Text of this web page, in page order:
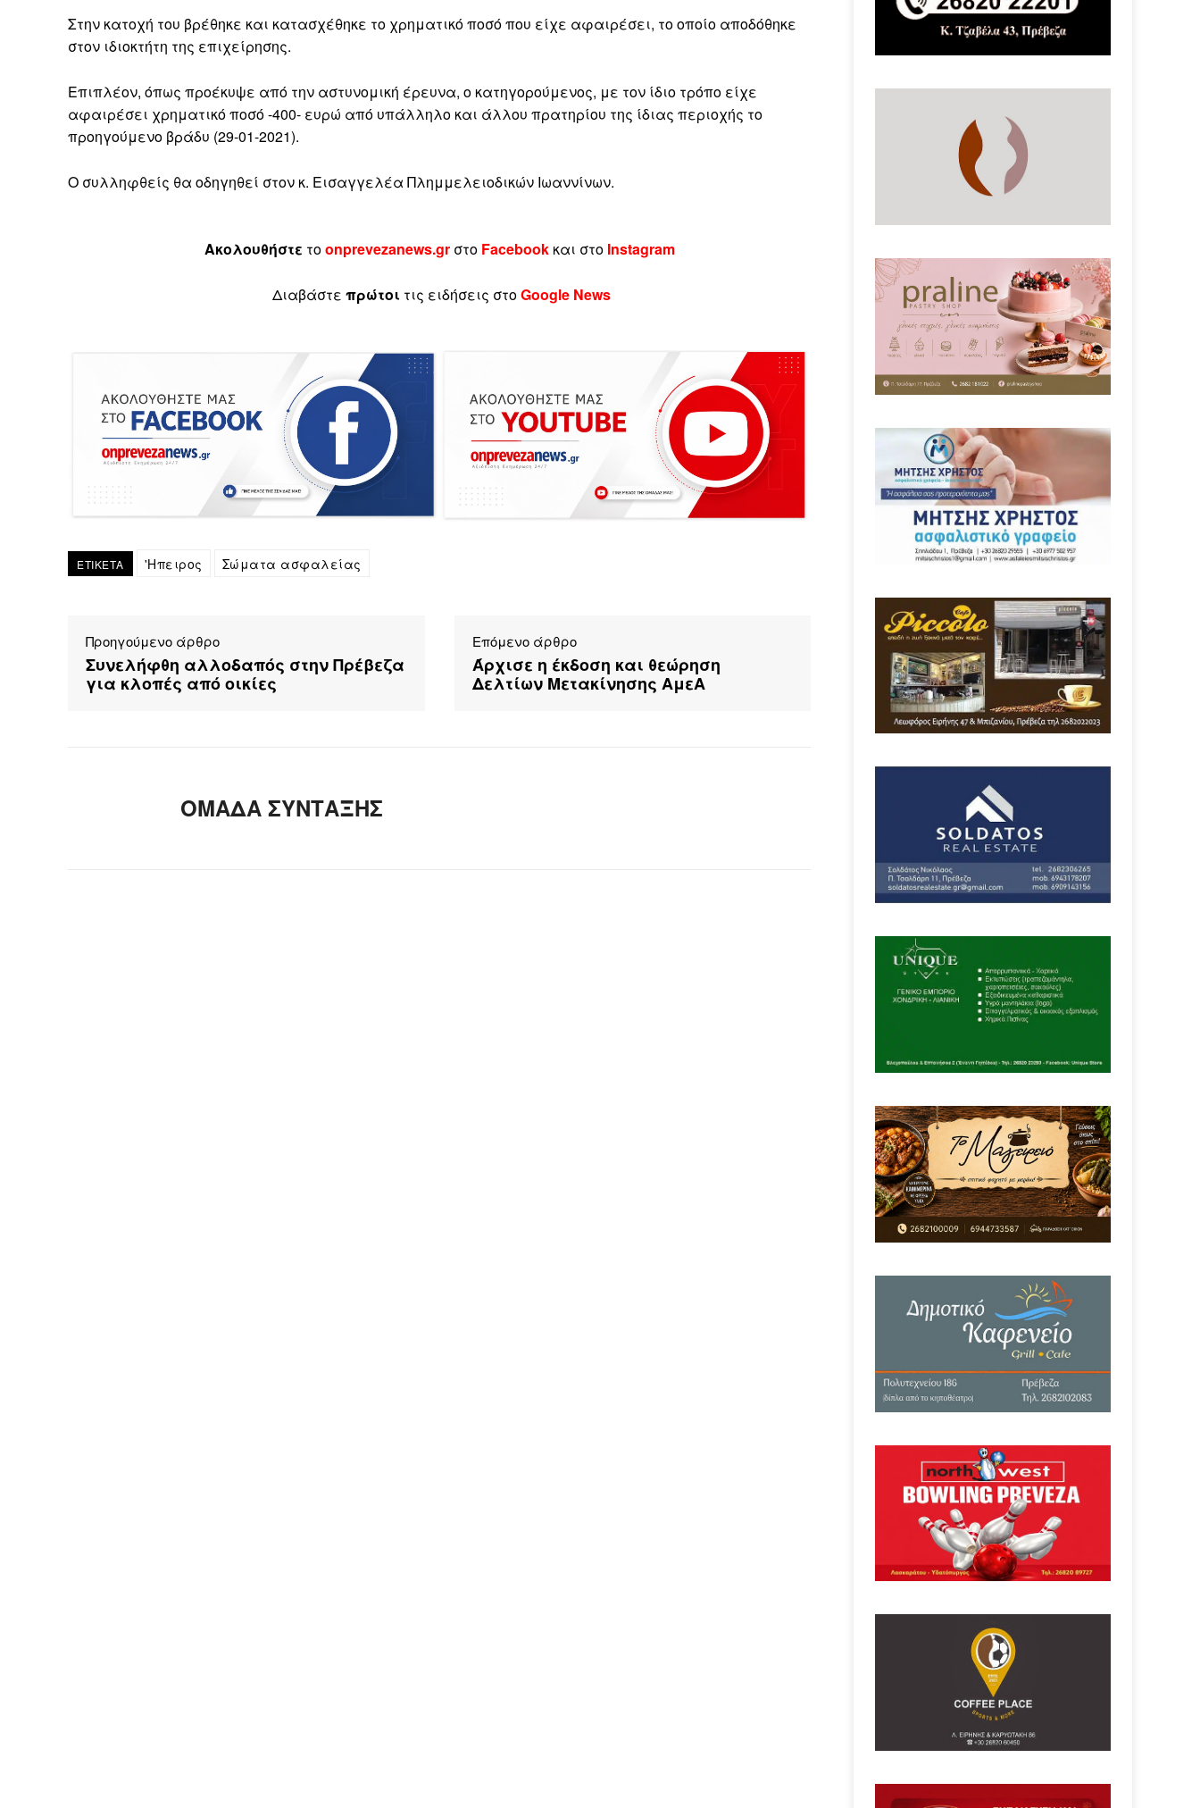
Στην κατοχή του βρέθηκε και κατασχέθηκε το χρηματικό ποσό που είχε αφαιρέσει, το οποίο αποδόθηκε
στον ιδιοκτήτη της επιχείρησης.
Επιπλέον, όπως προέκυψε από την αστυνομική έρευνα, ο κατηγορούμενος, με τον ίδιο τρόπο είχε
αφαιρέσει χρηματικό ποσό -400- ευρώ από υπάλληλο και άλλου πρατηρίου της ίδιας περιοχής το
προηγούμενο βράδυ (29-01-2021).
Ο συλληφθείς θα οδηγηθεί στον κ. Εισαγγελέα Πλημμελειοδικών Ιωαννίνων.
Ακολουθήστε τοonprevezanews.grστο Facebookκαι στο Instagram
Διαβάστε πρώτοι τις ειδήσεις στοGoogle News
ΕΤΙΚΕΤΑ 'Ηπειρος Σώματα ασφαλείας
Προηγούμενο άρθρο
Συνελήφθη αλλοδαπός στην Πρέβεζα
για κλοπές από οικίες
Επόμενο άρθρο
Άρχισε η έκδοση και θεώρηση
Δελτίων Μετακίνησης ΑμεΑ
ΟΜΑΔΑ ΣΥΝΤΑΞΗΣ